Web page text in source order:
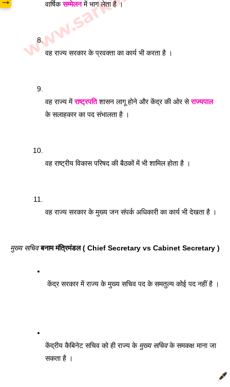
वार्षिक सम्मेलन में भाग लेता है ।
वह राज्य सरकार के प्रवक्ता का कार्य भी करता है ।
वह राज्य में राष्ट्रपति शासन लागू होने और केंद्र की ओर से राज्यपाल
के सलाहकार का पद संभालता है ।
वह राष्ट्रीय विकास परिषद की बैठकों में भी शामिल होता है ।
वह राज्य सरकार के मुख्य जन संपर्क अधिकारी का कार्य भी देखता है ।
मुख्य सचिव बनाम मंत्रिमंडल ( Chief Secretary vs Cabinet Secretary )
केंद्र सरकार में राज्य के मुख्य सचिव पद के समतुल्य कोई पद नहीं है ।
केंद्रीय कैबिनेट सचिव को ही राज्य के मुख्य सचिव के समकक्ष माना जा
सकता है ।